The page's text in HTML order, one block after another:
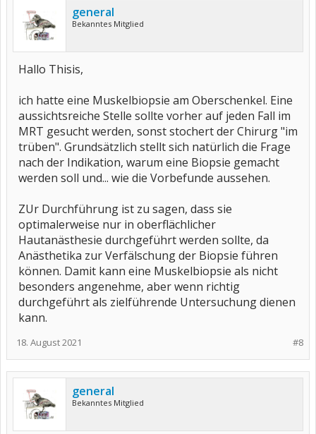
general
Bekanntes Mitglied
Hallo Thisis,
ich hatte eine Muskelbiopsie am Oberschenkel. Eine
aussichtsreiche Stelle sollte vorher auf jeden Fall im
MRT gesucht werden, sonst stochert der Chirurg "im
trüben". Grundsätzlich stellt sich natürlich die Frage
nach der Indikation, warum eine Biopsie gemacht
werden soll und... wie die Vorbefunde aussehen.
ZUr Durchführung ist zu sagen, dass sie
optimalerweise nur in oberflächlicher
Hautanästhesie durchgeführt werden sollte, da
Anästhetika zur Verfälschung der Biopsie führen
können. Damit kann eine Muskelbiopsie als nicht
besonders angenehme, aber wenn richtig
durchgeführt als zielführende Untersuchung dienen
kann.
#8
18. August 2021
general
Bekanntes Mitglied